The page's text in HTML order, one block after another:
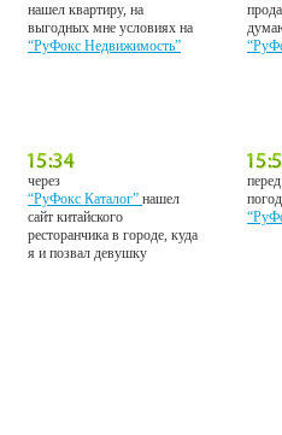
нашел квартиру, на
выгодных мне условиях на
“РуФокс Недвижимость”
через
“РуФокс Каталог”нашел
сайт китайского
ресторанчика в городе, куда
я и позвал девушку